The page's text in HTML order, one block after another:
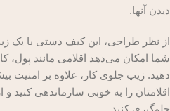
دیدن آنها.
از نظر طراحی، این کیف دستی با یک
شما امکان می‌دهد اقلامی مانند پول،
دهید. زیپ جلوی کار، علاوه بر امنیت
اقلامتان را به خوبی سازماندهی کنید
جلوگیری کنید.